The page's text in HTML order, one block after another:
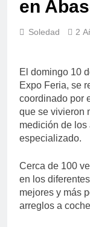
en
Soledad 2
El domingo 10
Expo Feria, se
coordinado por
que se vivieron
medición de los
especializado.
Cerca de 100
en los
mejores y más
arreglos a